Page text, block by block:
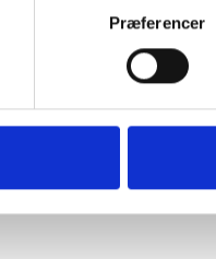
Præferencer